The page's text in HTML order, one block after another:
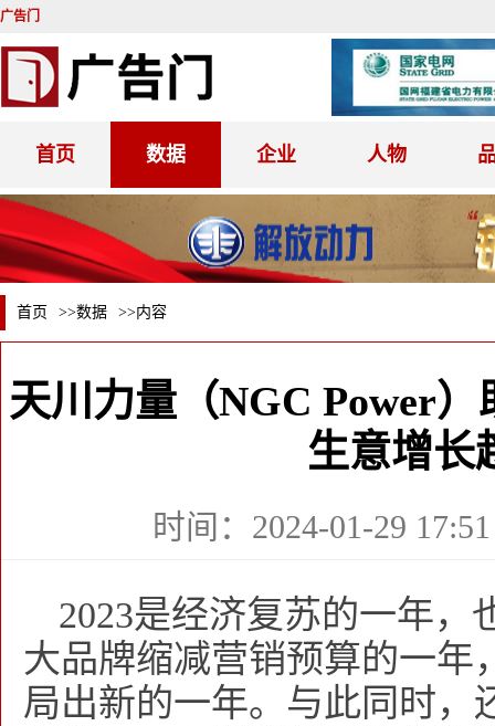
广告门
首页 数据 企业 人物
首页 >>数据 >>内容
天川力量（NGC Power
生意增长
时间：2024-01-29 17:51
2023是经济复苏的一年，
大品牌缩减营销预算的一年
局出新的一年。与此同时，